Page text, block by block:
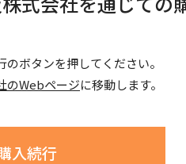
ボタンを押してください。
のWebページに移動します。
入続行